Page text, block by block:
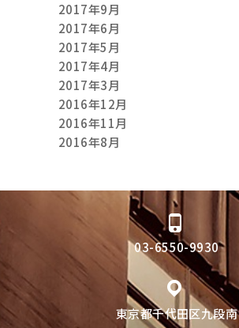
2017年9月
2017年6月
2017年5月
2017年4月
2017年3月
2016年12月
2016年11月
2016年8月
03-6550-9930
東京都千代田区九段南